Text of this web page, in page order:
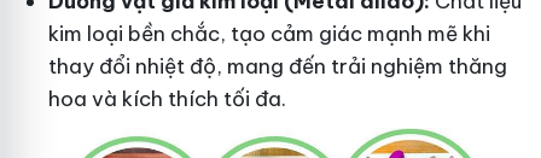
kim loại bền chắc, tạo cảm giác mạnh mẽ khi
thay đổi nhiệt độ, mang đến trải nghiệm thăng
hoa và kích thích tối đa.